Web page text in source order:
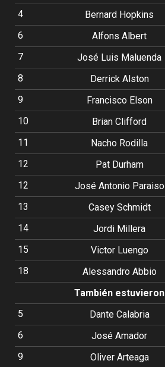
4
Bernard Hopkins
6
Alfons Albert
7
José Luis Maluenda
8
Derrick Alston
9
Francisco Elson
10
Brian Clifford
11
Nacho Rodilla
12
Pat Durham
12
José Antonio Paraiso
13
Casey Schmidt
14
Jordi Millera
15
Victor Luengo
18
Alessandro Abbio
También estuvieron
5
Dante Calabria
6
José Amador
9
Oliver Arteaga